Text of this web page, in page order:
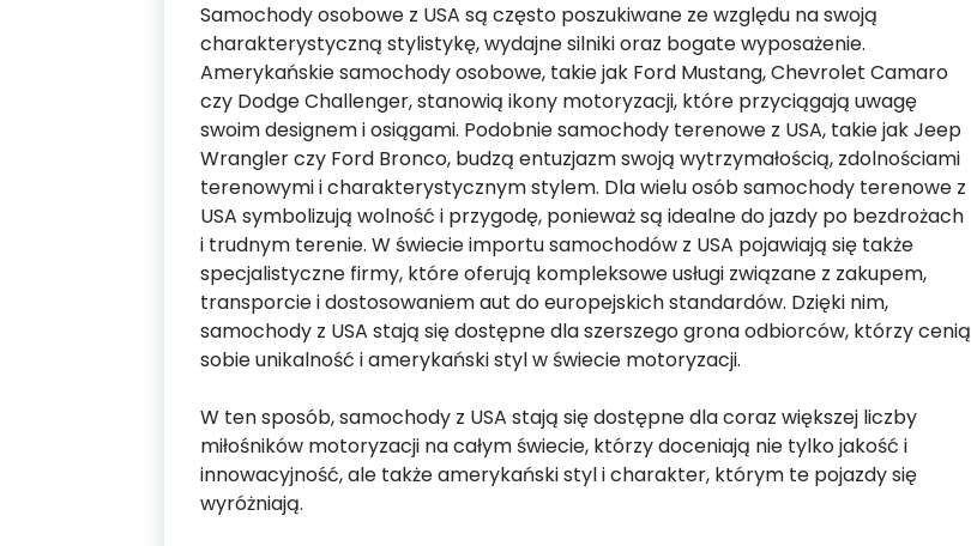
Samochody osobowe z USA są często poszukiwane ze względu na swoją
charakterystyczną stylistykę, wydajne silniki oraz bogate wyposażenie.
Amerykańskie samochody osobowe, takie jak Ford Mustang, Chevrolet Camaro
czy Dodge Challenger, stanowią ikony motoryzacji, które przyciągają uwagę
swoim designem i osiągami. Podobnie samochody terenowe z USA, takie jak Jeep
Wrangler czy Ford Bronco, budzą entuzjazm swoją wytrzymałością, zdolnościami
terenowymi i charakterystycznym stylem. Dla wielu osób samochody terenowe z
USA symbolizują wolność i przygodę, ponieważ są idealne do jazdy po bezdrożach
i trudnym terenie. W świecie importu samochodów z USA pojawiają się także
specjalistyczne firmy, które oferują kompleksowe usługi związane z zakupem,
transporcie i dostosowaniem aut do europejskich standardów. Dzięki nim,
samochody z USA stają się dostępne dla szerszego grona odbiorców, którzy cenią
sobie unikalność i amerykański styl w świecie motoryzacji.
W ten sposób, samochody z USA stają się dostępne dla coraz większej liczby
miłośników motoryzacji na całym świecie, którzy doceniają nie tylko jakość i
innowacyjność, ale także amerykański styl i charakter, którym te pojazdy się
wyróżniają.